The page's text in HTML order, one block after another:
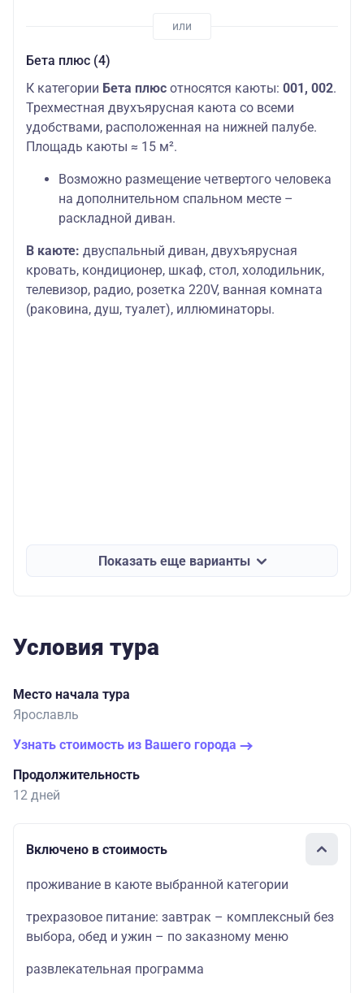
Бета плюс (4)
К категории Бета плюс относятся каюты: 001, 002.
Трехместная двухъярусная каюта со всеми
удобствами, расположенная на нижней палубе.
Площадь каюты ≈ 15 м².
Возможно размещение четвертого человека
на дополнительном спальном месте –
раскладной диван.
В каюте: двуспальный диван, двухъярусная
кровать, кондиционер, шкаф, стол, холодильник,
телевизор, радио, розетка 220V, ванная комната
(раковина, душ, туалет), иллюминаторы.
Показать еще варианты
Условия тура
Место начала тура
Ярославль
Узнать стоимость из Вашего города
Продолжительность
12 дней
Включено в стоимость
проживание в каюте выбранной категории
трехразовое питание: завтрак – комплексный без
выбора, обед и ужин – по заказному меню
развлекательная программа